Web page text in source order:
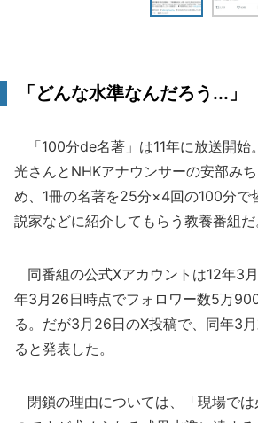
「どんな水準なんだろう...」
「100分de名著」は11年に放送開始
光さんとNHKアナウンサーの安部み
め、1冊の名著を25分×4回の100分で
説家などに紹介してもらう教養番組だ
同番組の公式Xアカウントは12年3
年3月26日時点でフォロワー数5万
る。だが3月26日のX投稿で、同年3
ると発表した。
閉鎖の理由については、「現場では